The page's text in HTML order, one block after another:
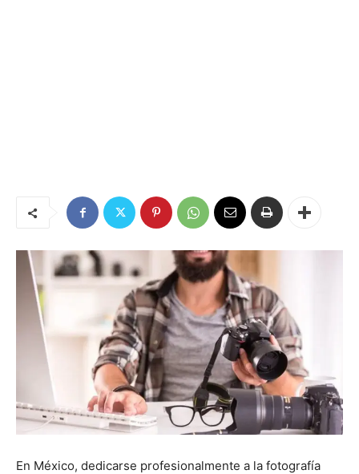
En México, dedicarse profesionalmente a la fotografía